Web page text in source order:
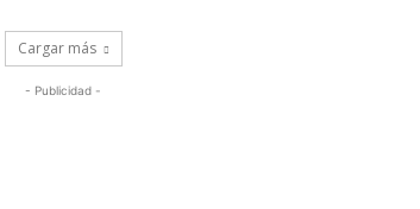
Cargar más
- Publicidad -